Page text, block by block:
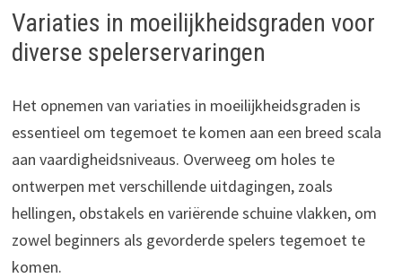
Variaties in moeilijkheidsgraden voor
diverse spelerservaringen
Het opnemen van variaties in moeilijkheidsgraden is
essentieel om tegemoet te komen aan een breed scala
aan vaardigheidsniveaus. Overweeg om holes te
ontwerpen met verschillende uitdagingen, zoals
hellingen, obstakels en variërende schuine vlakken, om
zowel beginners als gevorderde spelers tegemoet te
komen.